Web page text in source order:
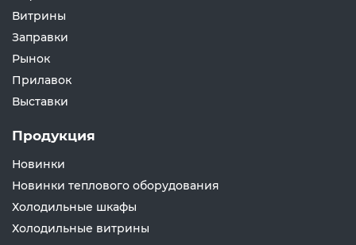
Витрины
Заправки
Рынок
Прилавок
Выставки
Продукция
Новинки
Новинки теплового оборудования
Холодильные шкафы
Холодильные витрины